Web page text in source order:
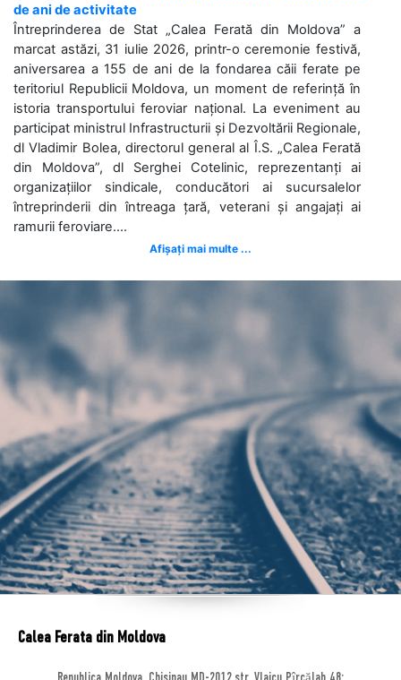
de ani de activitate
Întreprinderea de Stat „Calea Ferată din Moldova” a
marcat astăzi, 31 iulie 2026, printr-o ceremonie festivă,
aniversarea a 155 de ani de la fondarea căii ferate pe
teritoriul Republicii Moldova, un moment de referință în
istoria transportului feroviar național. La eveniment au
participat ministrul Infrastructurii și Dezvoltării Regionale,
dl Vladimir Bolea, directorul general al Î.S. „Calea Ferată
din Moldova”, dl Serghei Cotelinic, reprezentanți ai
organizațiilor sindicale, conducători ai sucursalelor
întreprinderii din întreaga țară, veterani și angajați ai
ramurii feroviare....
Afișați mai multe ...
Calea Ferata din Moldova